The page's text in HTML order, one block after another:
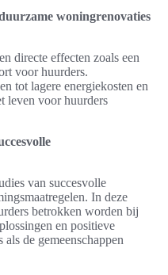
woningrenovaties
directe effecten zoals een
voor huurders.
tot lagere energiekosten en
leven voor huurders
van succesvolle
In deze
betrokken worden bij
en positieve
de gemeenschappen